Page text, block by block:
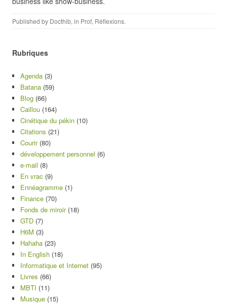
Published by Docthib, in Prof, Réflexions.
Rubriques
Agenda (3)
Batana (59)
Blog (66)
Caillou (164)
Cinétique du pékin (10)
Citations (21)
Courir(80)
développement personnel (6)
e-mail (8)
En vrac (9)
Ennéagramme (1)
Finance (70)
Fonds de miroir(18)
GTD (7)
H6M (3)
Hahaha (23)
In English (18)
Informatique et Internet (95)
Livres (66)
MBTI (11)
Musique (15)